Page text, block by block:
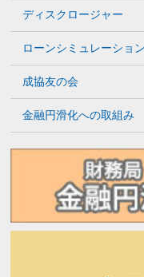
ディスクロージャー
ローンシミュレーション
成協友の会
金融円滑化への取組み